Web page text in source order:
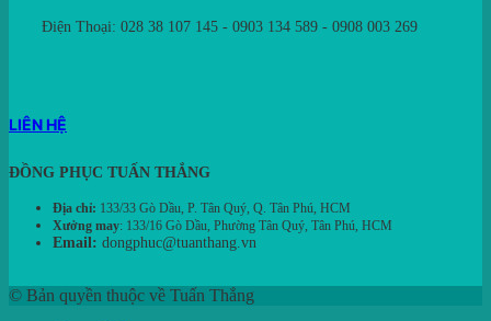
Điện Thoại: 028 38 107 145 - 0903 134 589 - 0908 003 269
LIÊN HỆ
ĐỒNG PHỤC TUẤN THẮNG
Địa chỉ: 133/33 Gò Dầu, P. Tân Quý, Q. Tân Phú, HCM
Xưởng may: 133/16 Gò Dầu, Phường Tân Quý, Tân Phú, HCM
Email: dongphuc@tuanthang.vn
© Bản quyền thuộc về Tuấn Thắng